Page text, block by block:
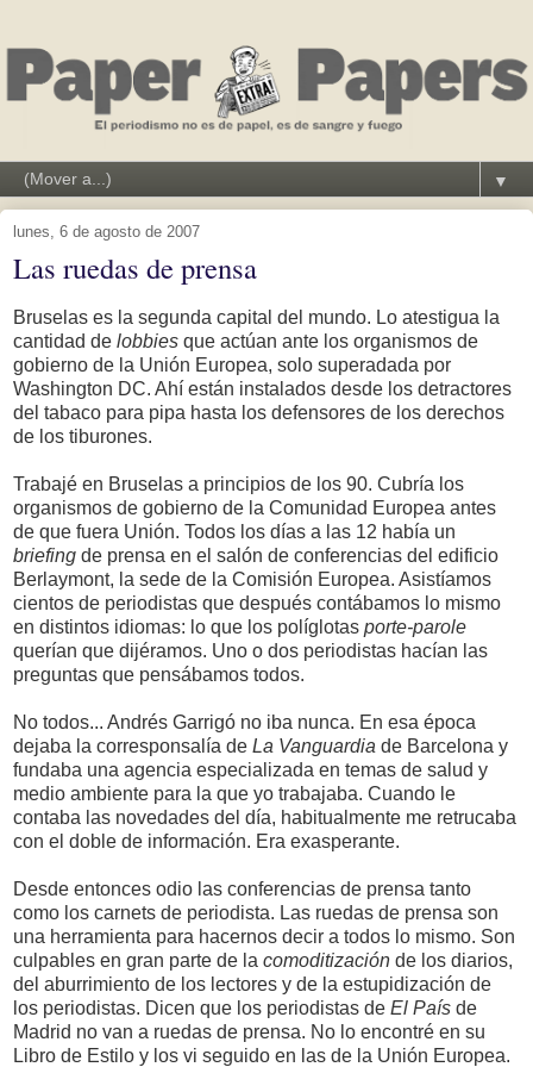
▼
lunes, 6 de agosto de 2007
Las ruedas de prensa
Bruselas es la segunda capital del mundo. Lo atestigua la
cantidad de lobbies que actúan ante los organismos de
gobierno de la Unión Europea, solo superadada por
Washington DC. Ahí están instalados desde los detractores
del tabaco para pipa hasta los defensores de los derechos
de los tiburones.
Trabajé en Bruselas a principios de los 90. Cubría los
organismos de gobierno de la Comunidad Europea antes
de que fuera Unión. Todos los días a las 12 había un
briefing de prensa en el salón de conferencias del edificio
Berlaymont, la sede de la Comisión Europea. Asistíamos
cientos de periodistas que después contábamos lo mismo
en distintos idiomas: lo que los políglotas porte-parole
querían que dijéramos. Uno o dos periodistas hacían las
preguntas que pensábamos todos.
No todos... Andrés Garrigó no iba nunca. En esa época
dejaba la corresponsalía de La Vanguardia de Barcelona y
fundaba una agencia especializada en temas de salud y
medio ambiente para la que yo trabajaba. Cuando le
contaba las novedades del día, habitualmente me retrucaba
con el doble de información. Era exasperante.
Desde entonces odio las conferencias de prensa tanto
como los carnets de periodista. Las ruedas de prensa son
una herramienta para hacernos decir a todos lo mismo. Son
culpables en gran parte de la comoditización de los diarios,
del aburrimiento de los lectores y de la estupidización de
los periodistas. Dicen que los periodistas de El País de
Madrid no van a ruedas de prensa. No lo encontré en su
Libro de Estilo y los vi seguido en las de la Unión Europea.